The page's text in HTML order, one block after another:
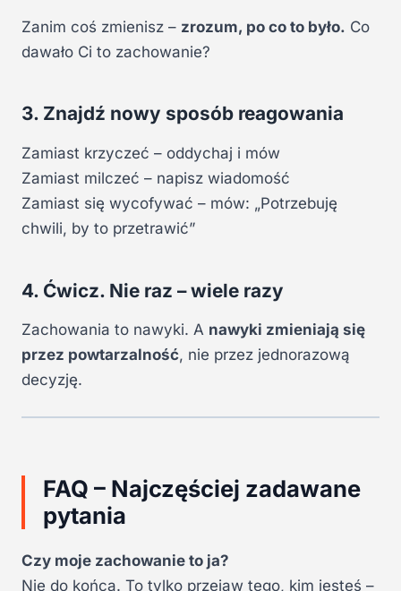
Zanim coś zmienisz – zrozum, po co to było. Co
dawało Ci to zachowanie?
3. Znajdź nowy sposób reagowania
Zamiast krzyczeć – oddychaj i mów
Zamiast milczeć – napisz wiadomość
Zamiast się wycofywać – mów: „Potrzebuję
chwili, by to przetrawić”
4. Ćwicz. Nie raz – wiele razy
Zachowania to nawyki. A nawyki zmieniają się
przez powtarzalność, nie przez jednorazową
decyzję.
FAQ – Najczęściej zadawane
pytania
Czy moje zachowanie to ja?
Nie do końca. To tylko przejaw tego, kim jesteś –